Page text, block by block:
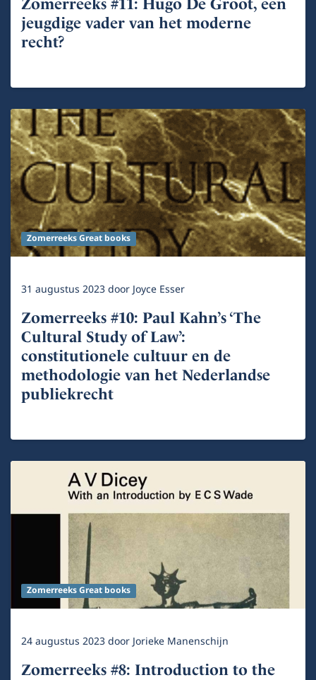
Zomerreeks #11: Hugo De Groot, een
jeugdige vader van het moderne
recht?
Zomerreeks Great books
31 augustus 2023doorJoyce Esser
Zomerreeks #10: Paul Kahn’s ‘The
Cultural Study of Law’:
constitutionele cultuur en de
methodologie van het Nederlandse
publiekrecht
Zomerreeks Great books
24 augustus 2023doorJorieke Manenschijn
Zomerreeks #8: Introduction to the